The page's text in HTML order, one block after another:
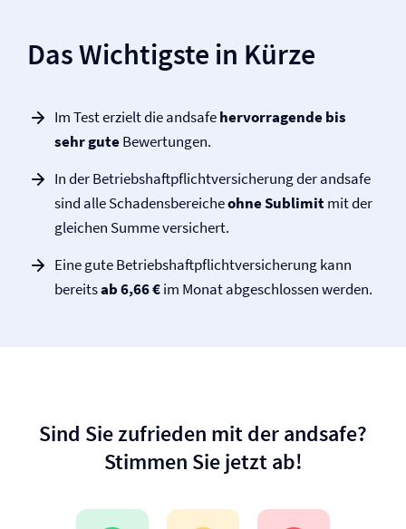
Das Wichtigste in Kürze
Im Test erzielt die andsafehervorragende bis
sehr guteBewertungen.
In der Betriebs­haftpflicht­versicherung der andsafe
sind alle Schadensbereicheohne Sublimitmit der
gleichen Summe versichert.
Eine gute Betriebs­haftpflicht­versicherung kann
bereitsab 6,66 €im Monat abgeschlossen werden.
Sind Sie zufrieden mit der andsafe?
Stimmen Sie jetzt ab!